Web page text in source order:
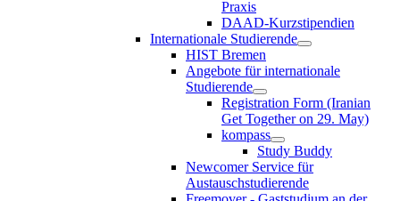
Praxis
DAAD-Kurzstipendien
Internationale Studierende
HIST Bremen
Angebote für internationale
Studierende
Registration Form (Iranian
Get Together on 29. May)
kompass
Study Buddy
Newcomer Service für
Austauschstudierende